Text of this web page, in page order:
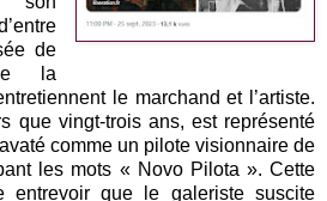
de
la
le marchand et l’artiste.
que vingt-trois ans, est représenté
comme un pilote visionnaire de
les mots « Novo Pilota ». Cette
entrevoir que le galeriste suscite